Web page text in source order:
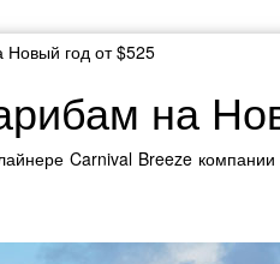
год от $525
на
Carnival Breeze